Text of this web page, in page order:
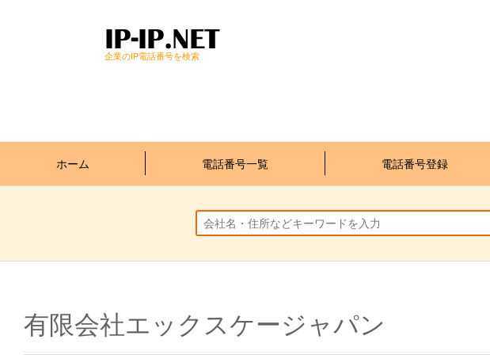
企業のIP電話番号を検索
ホーム 電話番号一覧 電話番号登録
有限会社エックスケージャパン